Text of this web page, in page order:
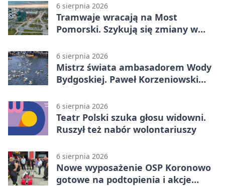
6 sierpnia 2026
Tramwaje wracają na Most
Pomorski. Szykują się zmiany w
6 sierpnia 2026
Mistrz świata ambasadorem Wody
Bydgoskiej. Paweł Korzeniowski
6 sierpnia 2026
Teatr Polski szuka głosu widowni.
Ruszył też nabór wolontariuszy
6 sierpnia 2026
Nowe wyposażenie OSP Koronowo
gotowe na podtopienia i akcje